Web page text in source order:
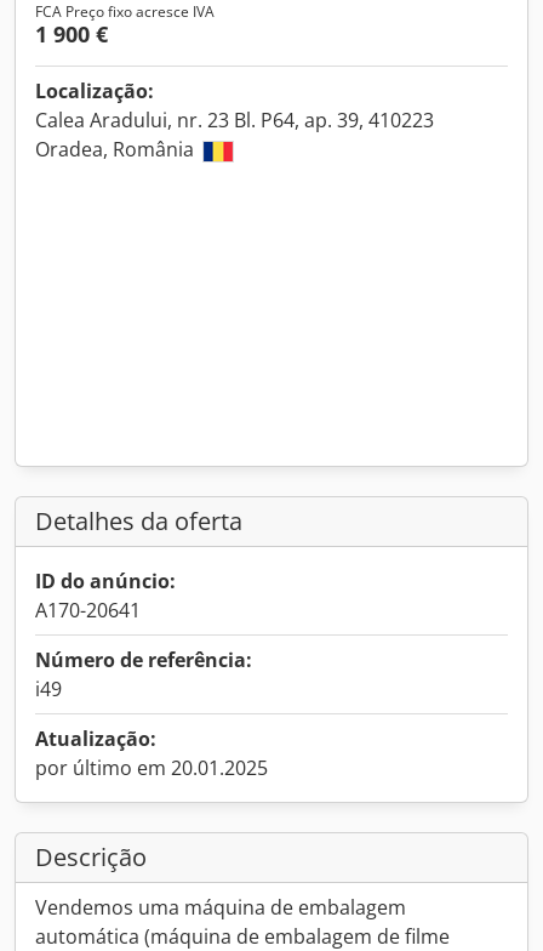
FCA Preço fixo acresce IVA
1 900 €
Localização:
Calea Aradului, nr. 23 Bl. P64, ap. 39, 410223
Oradea, România
Detalhes da oferta
ID do anúncio:
A170-20641
Número de referência:
i49
Atualização:
por último em 20.01.2025
Descrição
Vendemos uma máquina de embalagem
automática (máquina de embalagem de filme